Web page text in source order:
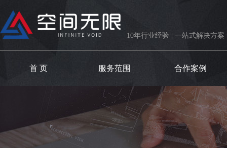
10年行业经验 | 一站式解决方
首 页 服务范围 合作案例